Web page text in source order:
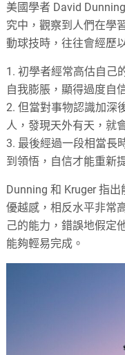
美國學者 David
究中，觀察到人們在學
動球技時，往往會經歷
1. 初學者經常高估自己
自我膨脹，顯得過度自
2. 但當對事物認識加深
人，發現天外有天，就
3. 最後經過一段相當長
到領悟，自信才能重新
Dunning 和 Kruger 指
優越感，相反水平非常
己的能力，錯誤地假定
能夠輕易完成。